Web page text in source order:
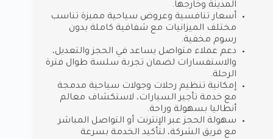
المدينة وخارجها.
أسعار تنافسية وعروض سياحية مميزة تناسب
مختلف الميزانيات مع شفافية كاملة بدون
رسوم مخفية.
دعم عملاء متواصل يساعد في الحجز والتعديل،
والاستفسارات لضمان تجربة سلسة طوال فترة
الرحلة.
إمكانية تنظيم رحلات وجولات سياحية مدمجة
مع خدمة تأجير السيارات، لاستكشاف معالم
أنطاليا بسهولة وراحة.
سهولة الحجز عبر الإنترنت أو التواصل المباشر
مع فريق الشركة، لتأكيد الخدمة بسرعة